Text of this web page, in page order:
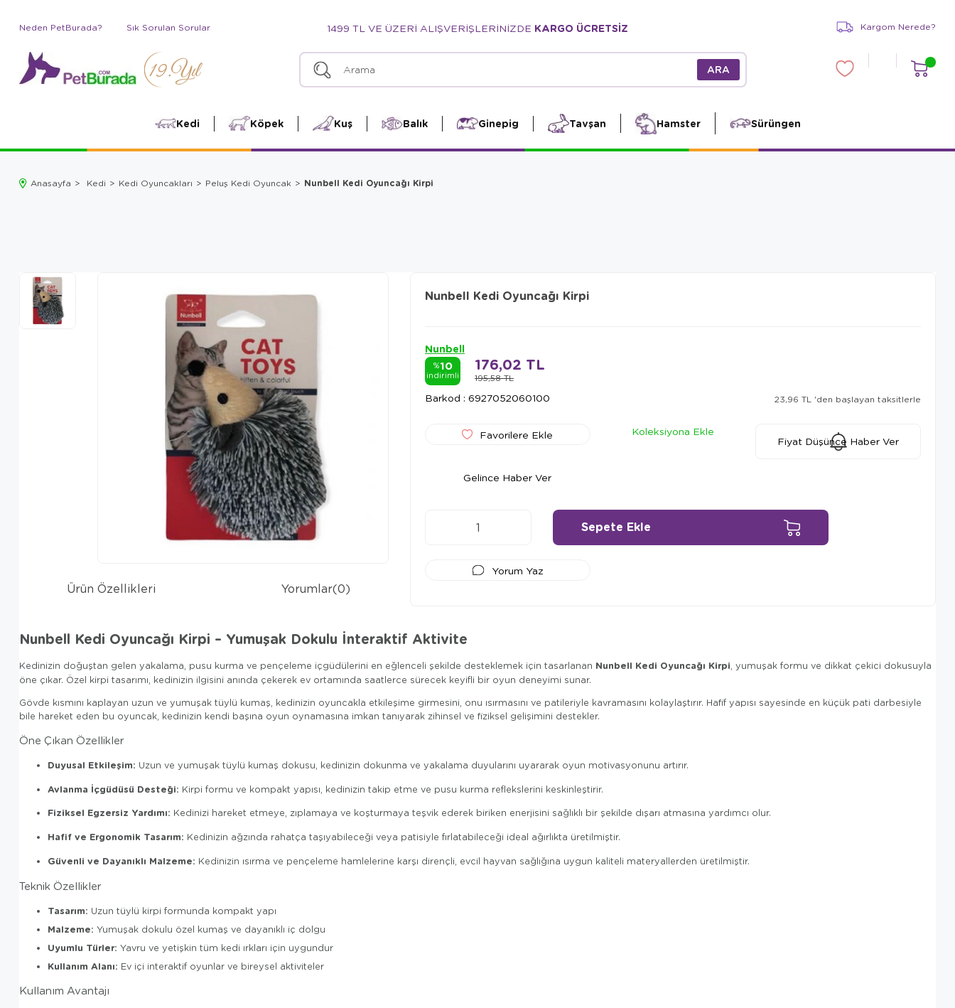
Neden PetBurada? Sık Sorulan Sorular 1499 TL VE ÜZERİ ALIŞVERİŞLERİNİZDE KARGO ÜCRETSİZ Kargom Nerede?
Kedi Köpek Kuş Balık Ginepig Tavşan Hamster Sürüngen
Anasayfa Kedi Kedi Oyuncakları Peluş Kedi Oyuncak Nunbell Kedi Oyuncağı Kirpi
Nunbell Kedi Oyuncağı Kirpi
Nunbell
%10
indirimli 195,58 TL
176,02 TL
Barkod : 6927052060100 23,96 TL 'den başlayan taksitlerle
Favorilere Ekle
Koleksiyona Ekle
Fiyat Düşünce Haber Ver
Gelince Haber Ver
Yorum Yaz
Ürün Özellikleri Yorumlar(0)
Nunbell Kedi Oyuncağı Kirpi – Yumuşak Dokulu İnteraktif Aktivite
Kedinizin doğuştan gelen yakalama, pusu kurma ve pençeleme içgüdülerini en eğlenceli şekilde desteklemek için tasarlanan Nunbell Kedi Oyuncağı Kirpi, yumuşak formu ve dikkat çekici dokusuyla
öne çıkar. Özel kirpi tasarımı, kedinizin ilgisini anında çekerek ev ortamında saatlerce sürecek keyifli bir oyun deneyimi sunar.
Gövde kısmını kaplayan uzun ve yumuşak tüylü kumaş, kedinizin oyuncakla etkileşime girmesini, onu ısırmasını ve patileriyle kavramasını kolaylaştırır. Hafif yapısı sayesinde en küçük pati darbesiyle
bile hareket eden bu oyuncak, kedinizin kendi başına oyun oynamasına imkan tanıyarak zihinsel ve fiziksel gelişimini destekler.
Öne Çıkan Özellikler
Duyusal Etkileşim: Uzun ve yumuşak tüylü kumaş dokusu, kedinizin dokunma ve yakalama duyularını uyararak oyun motivasyonunu artırır.
Avlanma İçgüdüsü Desteği: Kirpi formu ve kompakt yapısı, kedinizin takip etme ve pusu kurma reflekslerini keskinleştirir.
Fiziksel Egzersiz Yardımı: Kedinizi hareket etmeye, zıplamaya ve koşturmaya teşvik ederek biriken enerjisini sağlıklı bir şekilde dışarı atmasına yardımcı olur.
Hafif ve Ergonomik Tasarım: Kedinizin ağzında rahatça taşıyabileceği veya patisiyle fırlatabileceği ideal ağırlıkta üretilmiştir.
Güvenli ve Dayanıklı Malzeme: Kedinizin ısırma ve pençeleme hamlelerine karşı dirençli, evcil hayvan sağlığına uygun kaliteli materyallerden üretilmiştir.
Teknik Özellikler
Tasarım: Uzun tüylü kirpi formunda kompakt yapı
Malzeme: Yumuşak dokulu özel kumaş ve dayanıklı iç dolgu
Uyumlu Türler: Yavru ve yetişkin tüm kedi ırkları için uygundur
Kullanım Alanı: Ev içi interaktif oyunlar ve bireysel aktiviteler
Kullanım Avantajı